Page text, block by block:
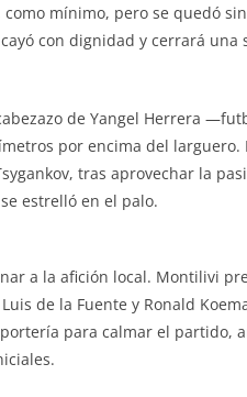
mínimo, pero se quedó
con dignidad y cerrará una
de Yangel Herrera
por encima del larguero.
tras aprovechar la
estrelló en el palo.
a la afición local. Montilivi
de la Fuente y Ronald
para calmar el partido,